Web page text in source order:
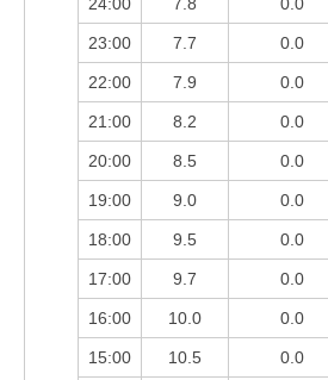
23:00 7.7 0.0
22:00 7.9 0.0
21:00 8.2 0.0
20:00 8.5 0.0
19:00 9.0 0.0
18:00 9.5 0.0
17:00 9.7 0.0
16:00 10.0 0.0
15:00 10.5 0.0